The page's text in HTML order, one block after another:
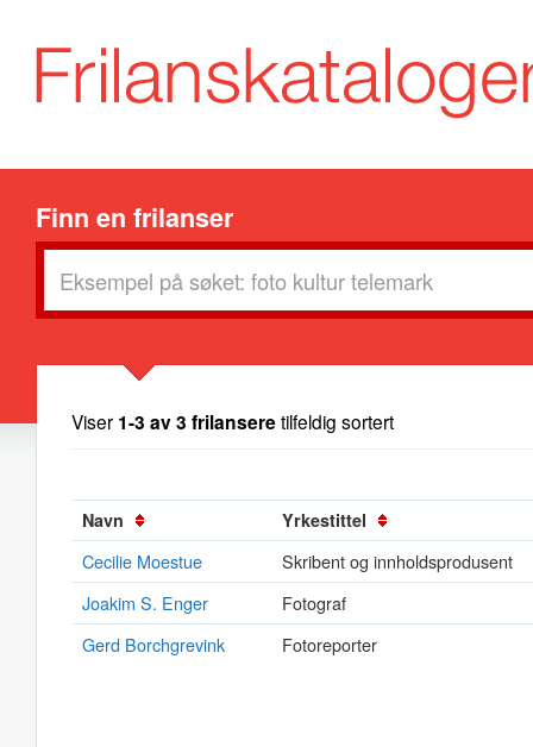
Finn en frilanser
Viser 1-3 av 3 frilanseretilfeldig sortert
Navn Yrkestittel
Cecilie Moestue
Skribent og innholdsprodusent
Joakim S. Enger
Fotograf
Gerd Borchgrevink
Fotoreporter